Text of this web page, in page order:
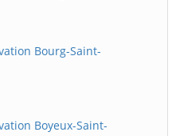
Bourg-Saint-
Boyeux-Saint-